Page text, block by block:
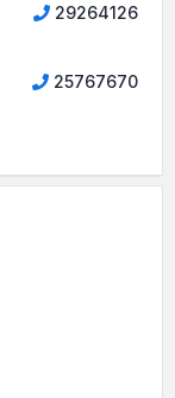
29264126
25767670